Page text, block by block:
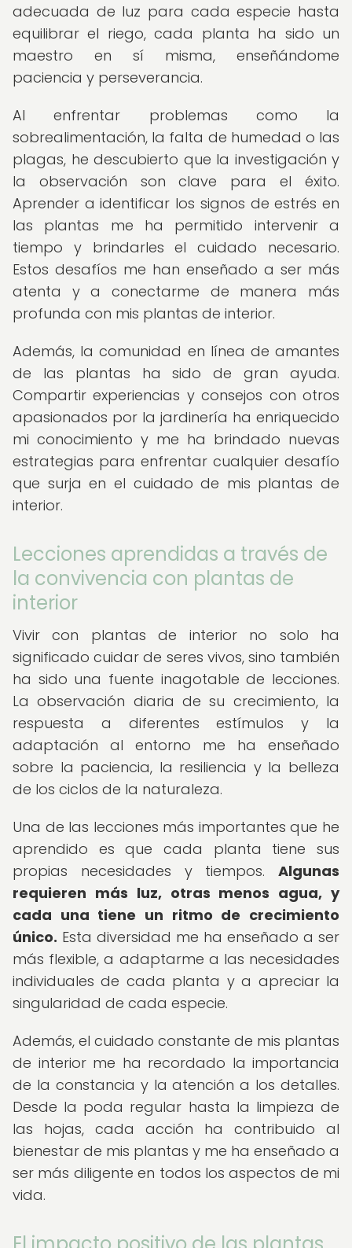
adecuada de luz para cada especie hasta
equilibrar el riego, cada planta ha sido un
maestro en sí misma, enseñándome
paciencia y perseverancia.
Al enfrentar problemas como la
sobrealimentación, la falta de humedad o las
plagas, he descubierto que la investigación y
la observación son clave para el éxito.
Aprender a identificar los signos de estrés en
las plantas me ha permitido intervenir a
tiempo y brindarles el cuidado necesario.
Estos desafíos me han enseñado a ser más
atenta y a conectarme de manera más
profunda con mis plantas de interior.
Además, la comunidad en línea de amantes
de las plantas ha sido de gran ayuda.
Compartir experiencias y consejos con otros
apasionados por la jardinería ha enriquecido
mi conocimiento y me ha brindado nuevas
estrategias para enfrentar cualquier desafío
que surja en el cuidado de mis plantas de
interior.
Lecciones aprendidas a través de
la convivencia con plantas de
interior
Vivir con plantas de interior no solo ha
significado cuidar de seres vivos, sino también
ha sido una fuente inagotable de lecciones.
La observación diaria de su crecimiento, la
respuesta a diferentes estímulos y la
adaptación al entorno me ha enseñado
sobre la paciencia, la resiliencia y la belleza
de los ciclos de la naturaleza.
Una de las lecciones más importantes que he
aprendido es que cada planta tiene sus
propias necesidades y tiempos. Algunas
requieren más luz, otras menos agua, y
cada una tiene un ritmo de crecimiento
único. Esta diversidad me ha enseñado a ser
más flexible, a adaptarme a las necesidades
individuales de cada planta y a apreciar la
singularidad de cada especie.
Además, el cuidado constante de mis plantas
de interior me ha recordado la importancia
de la constancia y la atención a los detalles.
Desde la poda regular hasta la limpieza de
las hojas, cada acción ha contribuido al
bienestar de mis plantas y me ha enseñado a
ser más diligente en todos los aspectos de mi
vida.